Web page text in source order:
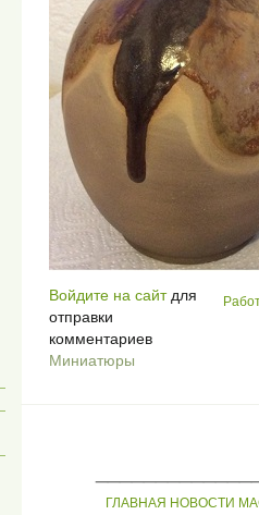
Войдите на сайтдля
отправки
комментариев
Миниатюры
ГЛАВНАЯ НОВОСТИ